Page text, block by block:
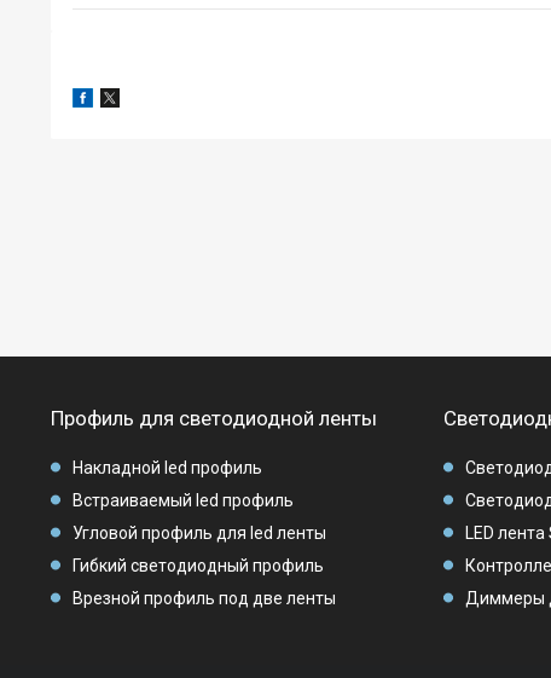
Профиль для светодиодной ленты
Накладной led профиль
Встраиваемый led профиль
Угловой профиль для led ленты
Гибкий светодиодный профиль
Врезной профиль под две ленты
LED
Диммеры